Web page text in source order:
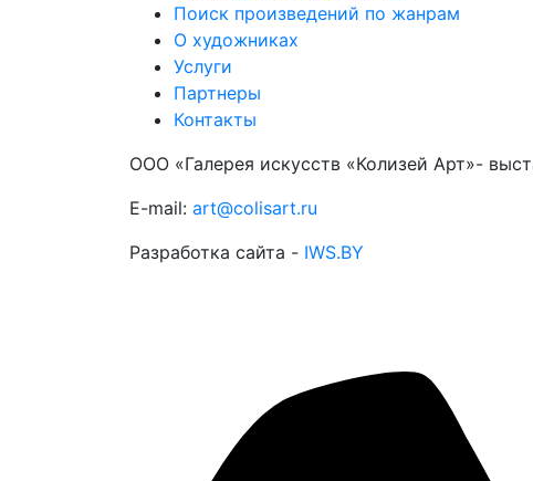
Поиск произведений по жанрам
О художниках
Услуги
Партнеры
Контакты
ООО «Галерея искусств «Колизей Арт»-
E-mail: art@colisart.ru
Разработка сайта - IWS.BY